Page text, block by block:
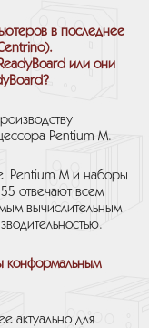
в последнее
или они
Pentium M.
Pentium M и наборы
отвечают всем
вычислительным
конформальным
актуально для